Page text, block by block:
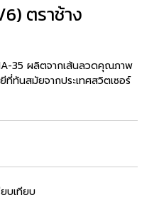
ตราช้าง
35 ผลิตจากเส้นลวดคุณภาพ
ทันสมัยจากประเทศสวิตเซอร์
ยบเทียบ